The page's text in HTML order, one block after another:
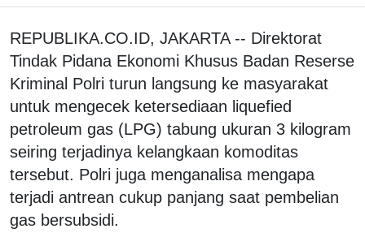
REPUBLIKA.CO.ID, JAKARTA -- Direktorat
Tindak Pidana Ekonomi Khusus Badan Reserse
Kriminal Polri turun langsung ke masyarakat
untuk mengecek ketersediaan liquefied
petroleum gas (LPG) tabung ukuran 3 kilogram
seiring terjadinya kelangkaan komoditas
tersebut. Polri juga menganalisa mengapa
terjadi antrean cukup panjang saat pembelian
gas bersubsidi.